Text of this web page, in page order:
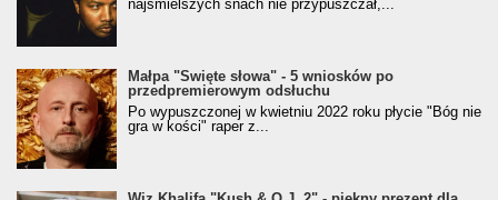
najśmielszych snach nie przypuszczał,...
Małpa "Święte słowa" - 5 wniosków po
przedpremierowym odsłuchu
Po wypuszczonej w kwietniu 2022 roku płycie "Bóg nie
gra w kości" raper z...